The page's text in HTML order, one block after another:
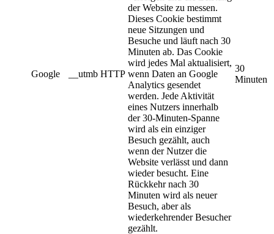
Google __utmb HTTP
der Website zu messen.
Dieses Cookie bestimmt
neue Sitzungen und
Besuche und läuft nach 30
Minuten ab. Das Cookie
wird jedes Mal aktualisiert,
wenn Daten an Google
Analytics gesendet
werden. Jede Aktivität
eines Nutzers innerhalb
der 30-Minuten-Spanne
wird als ein einziger
Besuch gezählt, auch
wenn der Nutzer die
Website verlässt und dann
wieder besucht. Eine
Rückkehr nach 30
Minuten wird als neuer
Besuch, aber als
wiederkehrender Besucher
gezählt.
30
Minuten